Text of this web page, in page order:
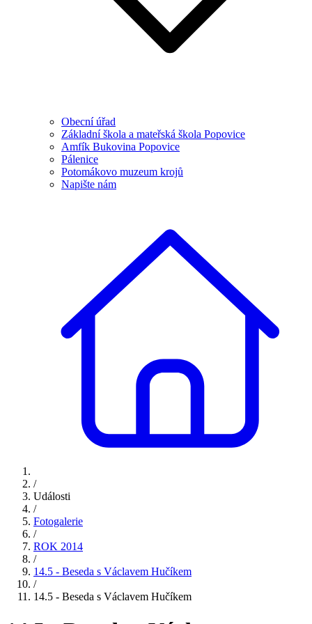
Obecní úřad
Základní škola a mateřská škola Popovice
Amfík Bukovina Popovice
Pálenice
Potomákovo muzeum krojů
Napište nám
/
Události
/
Fotogalerie
/
ROK 2014
/
14.5 - Beseda s Václavem Hučíkem
/
14.5 - Beseda s Václavem Hučíkem